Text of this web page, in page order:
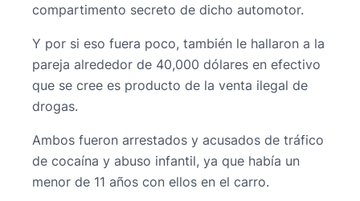
compartimento secreto de dicho automotor.
Y por si eso fuera poco, también le hallaron a la
pareja alrededor de 40,000 dólares en efectivo
que se cree es producto de la venta ilegal de
drogas.
Ambos fueron arrestados y acusados de tráfico
de cocaína y abuso infantil, ya que había un
menor de 11 años con ellos en el carro.